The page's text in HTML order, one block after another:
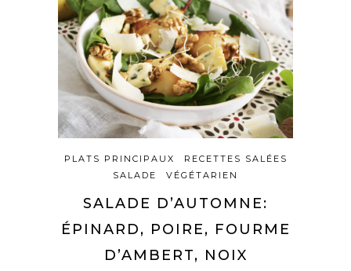
PLATS PRINCIPAUX
RECETTES SALÉES
SALADE
VÉGÉTARIEN
SALADE D’AUTOMNE:
ÉPINARD, POIRE, FOURME
D’AMBERT, NOIX